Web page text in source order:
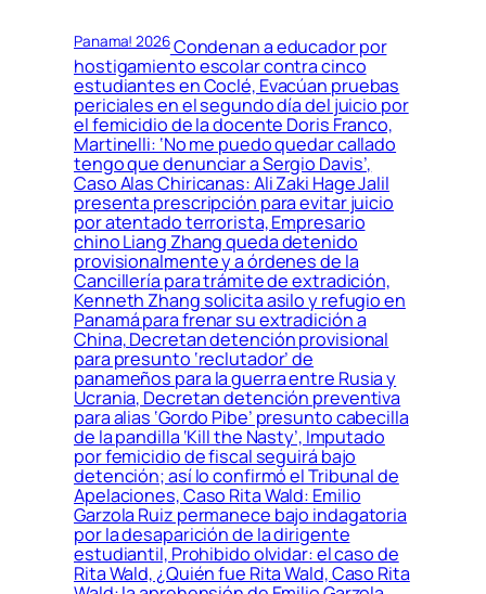
Panama! 2026Condenan a educador por
hostigamiento escolar contra cinco
estudiantes en Coclé, Evacúan pruebas
periciales en el segundo día del juicio por
el femicidio de la docente Doris Franco,
Martinelli: ‘No me puedo quedar callado
tengo que denunciar a Sergio Davis’,
Caso Alas Chiricanas: Ali Zaki Hage Jalil
presenta prescripción para evitar juicio
por atentado terrorista, Empresario
chino Liang Zhang queda detenido
provisionalmente y a órdenes de la
Cancillería para trámite de extradición,
Kenneth Zhang solicita asilo y refugio en
Panamá para frenar su extradición a
China, Decretan detención provisional
para presunto ‘reclutador’ de
panameños para la guerra entre Rusia y
Ucrania, Decretan detención preventiva
para alias ‘Gordo Pibe’ presunto cabecilla
de la pandilla ‘Kill the Nasty’, Imputado
por femicidio de fiscal seguirá bajo
detención; así lo confirmó el Tribunal de
Apelaciones, Caso Rita Wald: Emilio
Garzola Ruiz permanece bajo indagatoria
por la desaparición de la dirigente
estudiantil, Prohibido olvidar: el caso de
Rita Wald, ¿Quién fue Rita Wald, Caso Rita